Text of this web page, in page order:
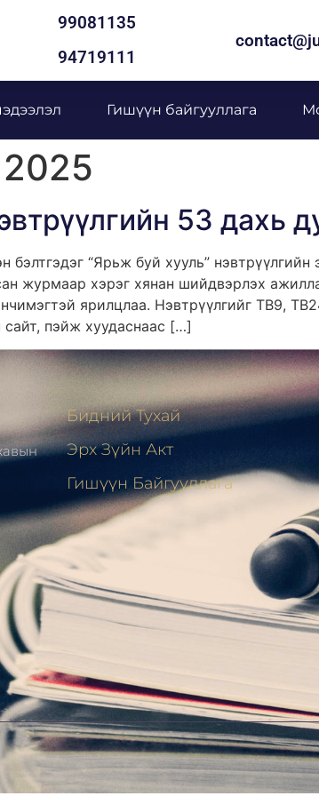
99081135
94719111
Гишүүн байгууллага
53 дахь
“Ярьж буй хууль”
журмаар хэрэг хянан шийдвэрлэх
ярилцлаа. Нэвтрүүлгийг ТВ9,
пэйж хуудаснаас […]
Бидний Тухай
Эрх Зүйн Акт
Гишүүн Байгууллага